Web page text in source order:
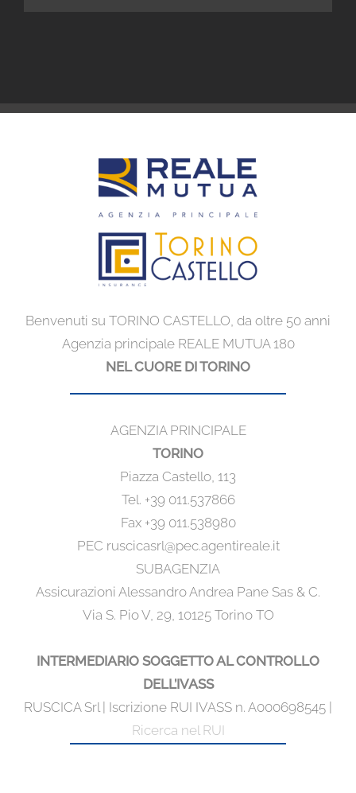
Benvenuti su TORINO CASTELLO, da oltre 50 anni
Agenzia principale REALE MUTUA 180
NEL CUORE DI TORINO
AGENZIA PRINCIPALE
TORINO
Piazza Castello, 113
Tel. +39 011.537866
Fax +39 011.538980
PEC ruscicasrl@pec.agentireale.it
SUBAGENZIA
Assicurazioni Alessandro Andrea Pane Sas & C.
Via S. Pio V, 29, 10125 Torino TO
INTERMEDIARIO SOGGETTO AL CONTROLLO
DELL’IVASS
RUSCICA Srl | Iscrizione RUI IVASS n. A000698545 |
Ricerca nel RUI